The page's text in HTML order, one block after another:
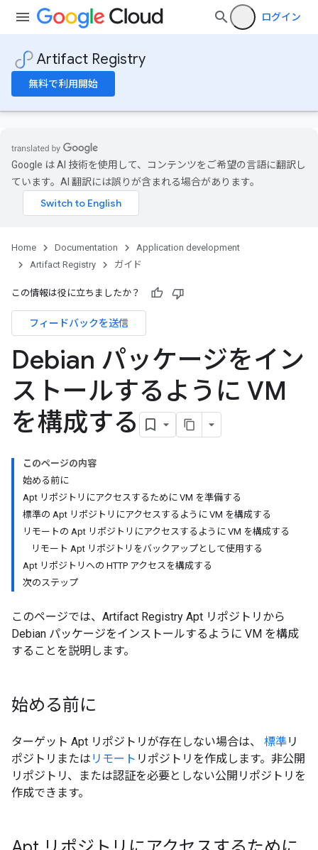
ログイン
Artifact Registry
無料で利用開始
Google は AI 技術を使用して、コンテンツをご希望の言語に翻訳し
ています。AI 翻訳には誤りが含まれる場合があります。
Home Documentation
Application development
Artifact Registry
ガイド
この情報は役に立ちましたか？
フィードバックを送信
Debian パッケージをイン
ストールするように VM
を構成する
このページの内容
始める前に
Apt リポジトリにアクセスするために VM を準備する
標準の Apt リポジトリにアクセスするように VM を構成する
リモートの Apt リポジトリにアクセスするように VM を構成する
リモート Apt リポジトリをバックアップとして使用する
Apt リポジトリへの HTTP アクセスを構成する
次のステップ
このページでは、Artifact Registry Apt リポジトリから
Debian パッケージをインストールするように VM を構成
することを説明します。
始める前に
ターゲット Apt リポジトリが存在しない場合は、 標準リ
ポジトリまたは リモート リポジトリを作成します。非公開
リポジトリ、または認証を必要としない公開リポジトリを
作成できます。